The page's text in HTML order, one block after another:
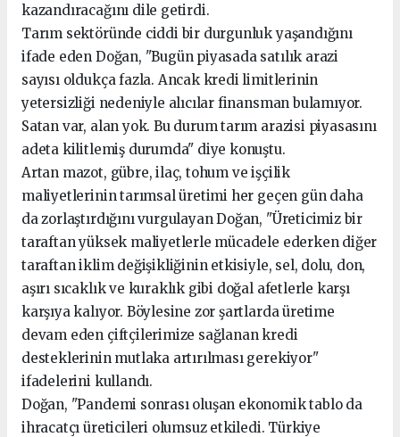
kazandıracağını dile getirdi.
Tarım sektöründe ciddi bir durgunluk yaşandığını
ifade eden Doğan, "Bugün piyasada satılık arazi
sayısı oldukça fazla. Ancak kredi limitlerinin
yetersizliği nedeniyle alıcılar finansman bulamıyor.
Satan var, alan yok. Bu durum tarım arazisi piyasasını
adeta kilitlemiş durumda" diye konuştu.
Artan mazot, gübre, ilaç, tohum ve işçilik
maliyetlerinin tarımsal üretimi her geçen gün daha
da zorlaştırdığını vurgulayan Doğan, "Üreticimiz bir
taraftan yüksek maliyetlerle mücadele ederken diğer
taraftan iklim değişikliğinin etkisiyle, sel, dolu, don,
aşırı sıcaklık ve kuraklık gibi doğal afetlerle karşı
karşıya kalıyor. Böylesine zor şartlarda üretime
devam eden çiftçilerimize sağlanan kredi
desteklerinin mutlaka artırılması gerekiyor"
ifadelerini kullandı.
Doğan, "Pandemi sonrası oluşan ekonomik tablo da
ihracatçı üreticileri olumsuz etkiledi. Türkiye